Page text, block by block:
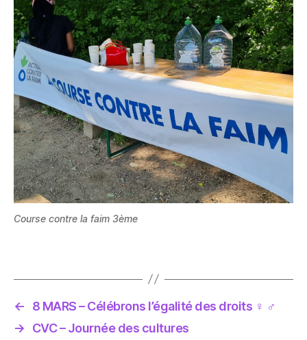
Course contre la faim 3ème
←
8 MARS – Célébrons l’égalité des droits ♀ ♂
→
CVC – Journée des cultures